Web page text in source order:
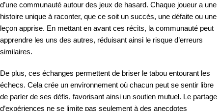
d’une communauté autour des jeux de hasard. Chaque joueur a une
histoire unique à raconter, que ce soit un succès, une défaite ou une
leçon apprise. En mettant en avant ces récits, la communauté peut
apprendre les uns des autres, réduisant ainsi le risque d’erreurs
similaires.
De plus, ces échanges permettent de briser le tabou entourant les
échecs. Cela crée un environnement où chacun peut se sentir libre
de parler de ses défis, favorisant ainsi un soutien mutuel. Le partage
d’expériences ne se limite pas seulement à des anecdotes